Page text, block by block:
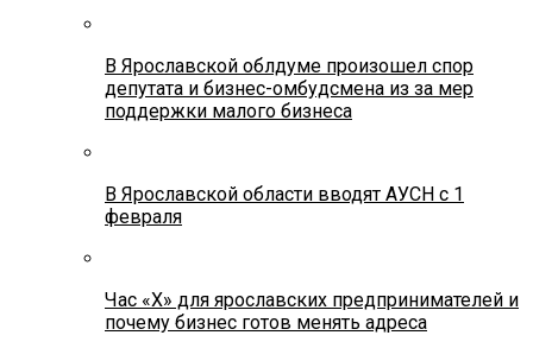
В Ярославской облдуме произошел спор
депутата и бизнес-омбудсмена из за мер
поддержки малого бизнеса
В Ярославской области вводят АУСН с 1
февраля
Час «Х» для ярославских предпринимателей и
почему бизнес готов менять адреса